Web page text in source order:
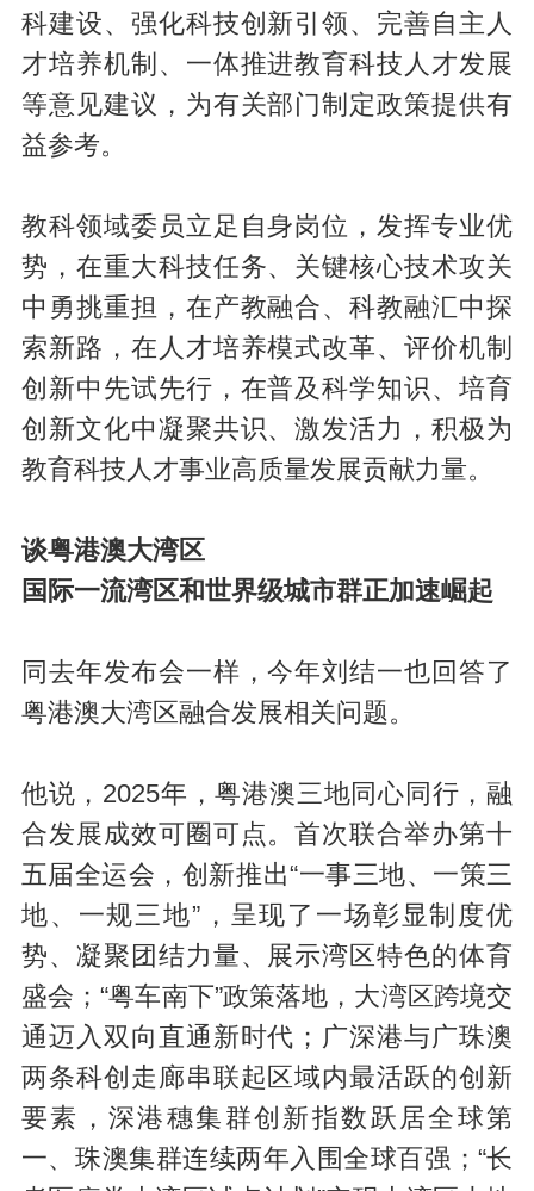
科建设、强化科技创新引领、完善自主人
才培养机制、一体推进教育科技人才发展
等意见建议，为有关部门制定政策提供有
益参考。
教科领域委员立足自身岗位，发挥专业优
势，在重大科技任务、关键核心技术攻关
中勇挑重担，在产教融合、科教融汇中探
索新路，在人才培养模式改革、评价机制
创新中先试先行，在普及科学知识、培育
创新文化中凝聚共识、激发活力，积极为
教育科技人才事业高质量发展贡献力量。
谈粤港澳大湾区
国际一流湾区和世界级城市群正加速崛起
同去年发布会一样，今年刘结一也回答了
粤港澳大湾区融合发展相关问题。
他说，2025年，粤港澳三地同心同行，融
合发展成效可圈可点。首次联合举办第十
五届全运会，创新推出“一事三地、一策三
地、一规三地”，呈现了一场彰显制度优
势、凝聚团结力量、展示湾区特色的体育
盛会；“粤车南下”政策落地，大湾区跨境交
通迈入双向直通新时代；广深港与广珠澳
两条科创走廊串联起区域内最活跃的创新
要素，深港穗集群创新指数跃居全球第
一、珠澳集群连续两年入围全球百强；“长